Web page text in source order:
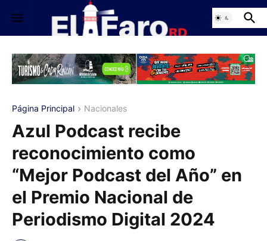
Página Principal Nacionales
Azul Podcast recibe
reconocimiento como
“Mejor Podcast del Año” en
el Premio Nacional de
Periodismo Digital 2024